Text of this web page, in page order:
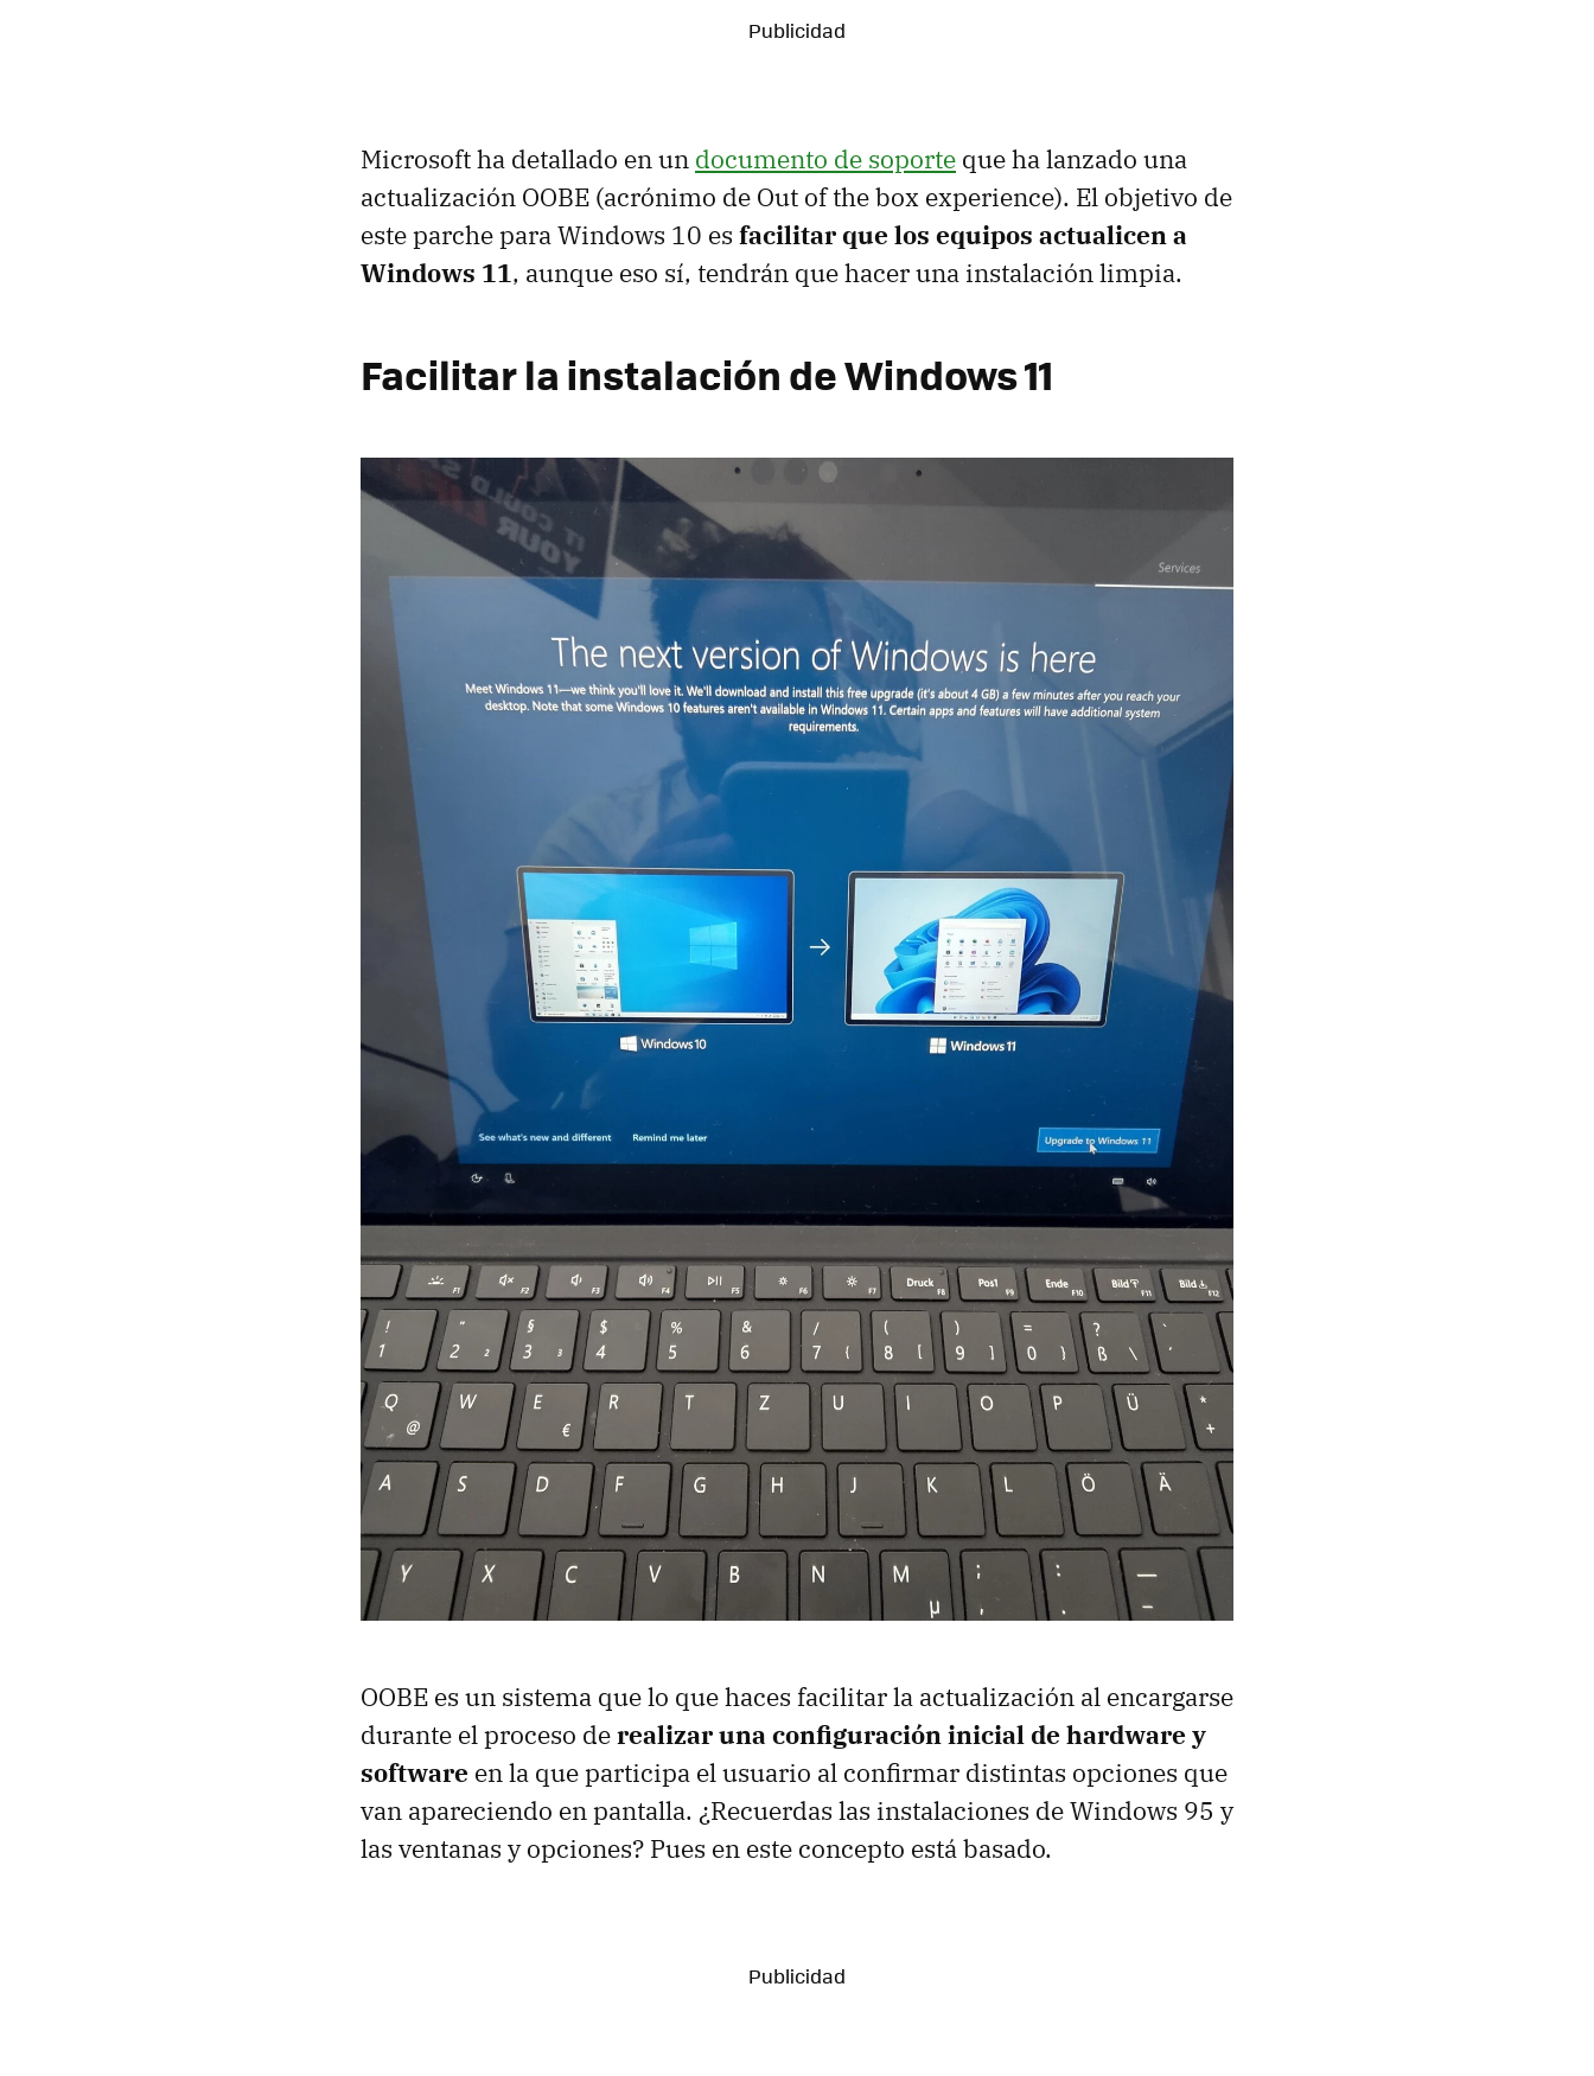
Microsoft ha detallado en un documento de soporte que ha lanzado una
actualización OOBE (acrónimo de Out of the box experience). El objetivo de
este parche para Windows 10 es facilitar que los equipos actualicen a
Windows 11, aunque eso sí, tendrán que hacer una instalación limpia.
Facilitar la instalación de Windows 11
OOBE es un sistema que lo que haces facilitar la actualización al encargarse
durante el proceso derealizar una configuración inicial de hardware y
software en la que participa el usuario al confirmar distintas opciones que
van apareciendo en pantalla. ¿Recuerdas las instalaciones de Windows 95 y
las ventanas y opciones? Pues en este concepto está basado.